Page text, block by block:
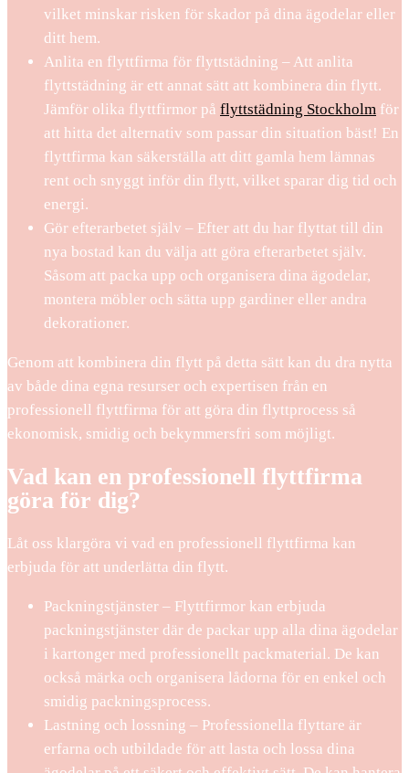
vilket minskar risken för skador på dina ägodelar eller
ditt hem.
Anlita en flyttfirma för flyttstädning – Att anlita
flyttstädning är ett annat sätt att kombinera din flytt.
Jämför olika flyttfirmor på flyttstädning Stockholm för
att hitta det alternativ som passar din situation bäst! En
flyttfirma kan säkerställa att ditt gamla hem lämnas
rent och snyggt inför din flytt, vilket sparar dig tid och
energi.
Gör efterarbetet själv – Efter att du har flyttat till din
nya bostad kan du välja att göra efterarbetet själv.
Såsom att packa upp och organisera dina ägodelar,
montera möbler och sätta upp gardiner eller andra
dekorationer.
Genom att kombinera din flytt på detta sätt kan du dra nytta
av både dina egna resurser och expertisen från en
professionell flyttfirma för att göra din flyttprocess så
ekonomisk, smidig och bekymmersfri som möjligt.
Vad kan en professionell flyttfirma
göra för dig?
Låt oss klargöra vi vad en professionell flyttfirma kan
erbjuda för att underlätta din flytt.
Packningstjänster – Flyttfirmor kan erbjuda
packningstjänster där de packar upp alla dina ägodelar
i kartonger med professionellt packmaterial. De kan
också märka och organisera lådorna för en enkel och
smidig packningsprocess.
Lastning och lossning – Professionella flyttare är
erfarna och utbildade för att lasta och lossa dina